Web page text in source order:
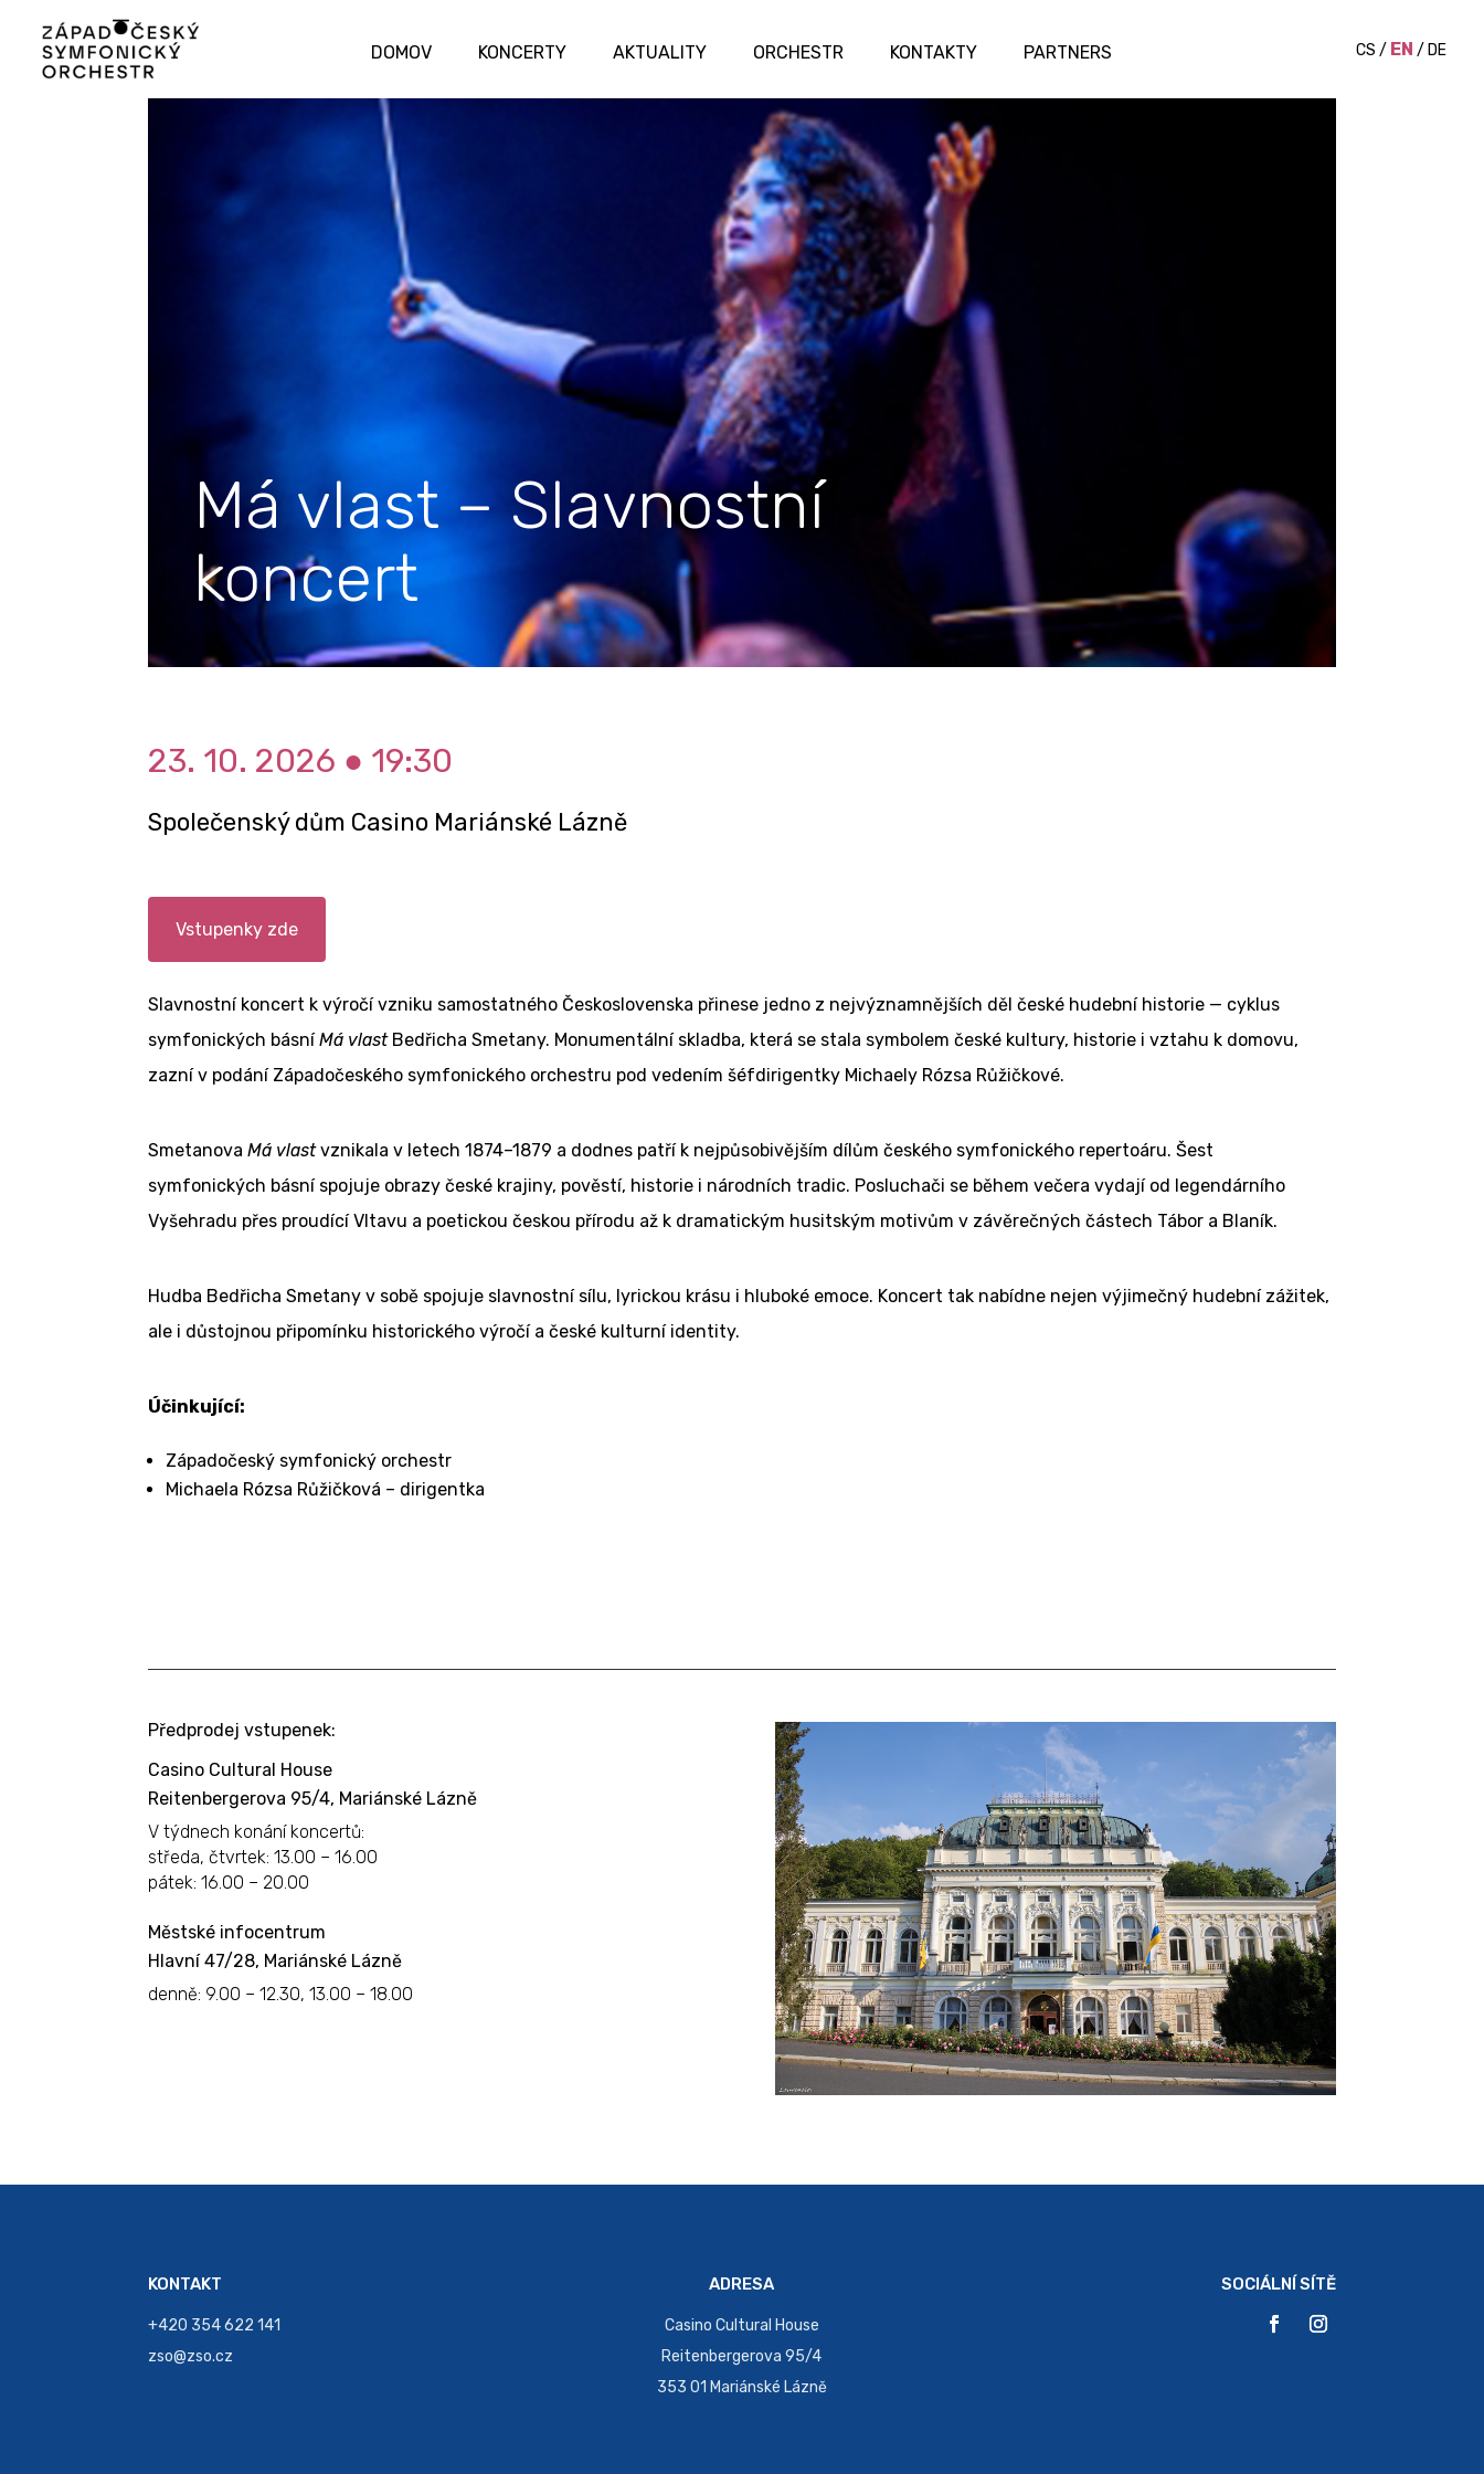
DOMOV KONCERTY AKTUALITY ORCHESTR KONTAKTY PARTNERS CS / EN / DE
Má vlast – Slavnostní
koncert
23. 10. 2026 ● 19:30
Společenský dům Casino Mariánské Lázně
Vstupenky zde
Slavnostní koncert k výročí vzniku samostatného Československa přinese jedno z nejvýznamnějších děl české hudební historie — cyklus
symfonických básníMá vlastBedřicha Smetany. Monumentální skladba, která se stala symbolem české kultury, historie i vztahu k domovu,
zazní v podání Západočeského symfonického orchestru pod vedením šéfdirigentky Michaely Rózsa Růžičkové.
SmetanovaMá vlastvznikala v letech 1874–1879 a dodnes patří k nejpůsobivějším dílům českého symfonického repertoáru. Šest
symfonických básní spojuje obrazy české krajiny, pověstí, historie i národních tradic. Posluchači se během večera vydají od legendárního
Vyšehradu přes proudící Vltavu a poetickou českou přírodu až k dramatickým husitským motivům v závěrečných částech Tábor a Blaník.
Hudba Bedřicha Smetany v sobě spojuje slavnostní sílu, lyrickou krásu i hluboké emoce. Koncert tak nabídne nejen výjimečný hudební zážitek,
ale i důstojnou připomínku historického výročí a české kulturní identity.
Účinkující:
Západočeský symfonický orchestr
Michaela Rózsa Růžičková – dirigentka
Předprodej vstupenek:
Casino Cultural House
Reitenbergerova 95/4, Mariánské Lázně
V týdnech konání koncertů:
středa, čtvrtek: 13.00 – 16.00
pátek: 16.00 – 20.00
Městské infocentrum
Hlavní 47/28, Mariánské Lázně
denně: 9.00 – 12.30, 13.00 – 18.00
KONTAKT
+420 354 622 141
zso@zso.cz
ADRESA
Casino Cultural House
Reitenbergerova 95/4
353 01 Mariánské Lázně
SOCIÁLNÍ SÍTĚ